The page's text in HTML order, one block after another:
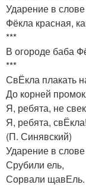
Ударение в
Фёкла красная,
***
В огороде баба
***
СвЁкла плакать
До корней
Я, ребята, не
Я, ребята, свЁкла!
(П. Синявский)
Ударение в
Срубили ель,
Сорвали щавЕль.